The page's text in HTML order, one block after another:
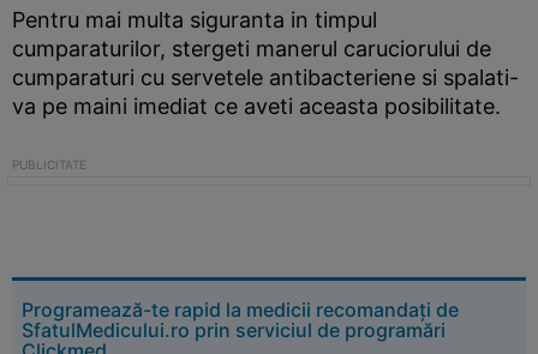
Pentru mai multa siguranta in timpul
cumparaturilor, stergeti manerul caruciorului de
cumparaturi cu servetele antibacteriene si spalati-
va pe maini imediat ce aveti aceasta posibilitate.
Programează-te rapid la medicii recomandați de
SfatulMedicului.ro prin serviciul de programări